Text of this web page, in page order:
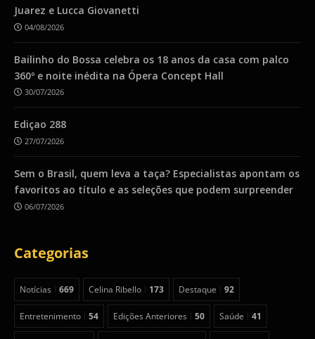
Juarez e Lucca Giovanetti
04/08/2026
Bailinho do Bossa celebra os 18 anos da casa com palco
360º e noite inédita na Ópera Concept Hall
30/07/2026
Ediçao 288
27/07/2026
Sem o Brasil, quem leva a taça? Especialistas apontam os
favoritos ao título e as seleções que podem surpreender
06/07/2026
Categorias
Notícias 669 Celina Ribello 173 Destaque 92
Entretenimento 54 Edições Anteriores 50 Saúde 41